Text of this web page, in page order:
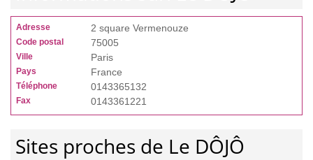
Adresse 2 square Vermenouze
Code postal 75005
Ville Paris
Pays France
Téléphone 0143365132
Fax 0143361221
Sites proches de Le DÔJÔ